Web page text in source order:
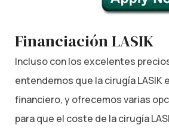
Financiación LASIK
Incluso con los excelentes
entendemos que la cirugía LASIK
financiero, y ofrecemos varias
para que el coste de la cirugía